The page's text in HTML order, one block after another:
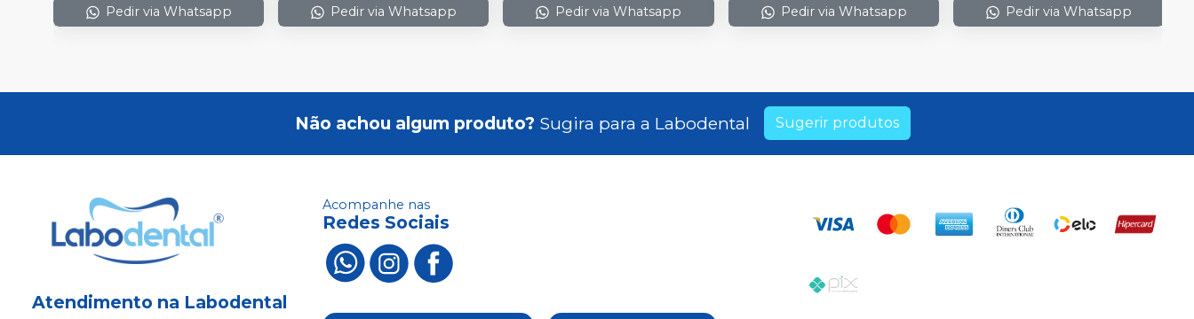
Pedir via Whatsapp Pedir via Whatsapp Pedir via Whatsapp
com 2g.Pedir via Whatsapp Pedir via Whatsapp
Não achou algum produto? Sugira para a Labodental Sugerir produtos
Atendimento na Labodental
Acompanhe nas
Redes Sociais